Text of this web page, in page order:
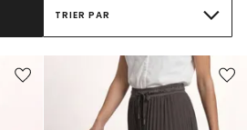
TRIER PAR